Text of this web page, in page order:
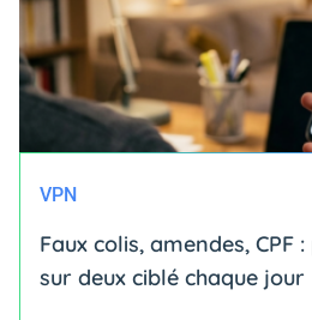
VPN
Faux colis, amendes, CPF
sur deux ciblé chaque jour